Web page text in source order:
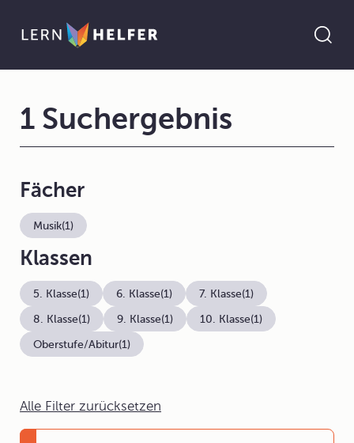
Alle Filter zurücksetzen
1 Suchergebnis
Fächer
Musik(1)
Klassen
5. Klasse(1) 6. Klasse(1) 7. Klasse(1)
8. Klasse(1) 9. Klasse(1) 10. Klasse(1)
Oberstufe/Abitur(1)